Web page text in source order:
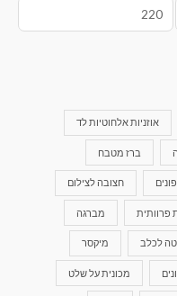
אוזניות אלחוטיות לד
ברז מטבח
חצובה לצילום
פרוותית מברגה
לכלב מיקסר
מכונית על שלט